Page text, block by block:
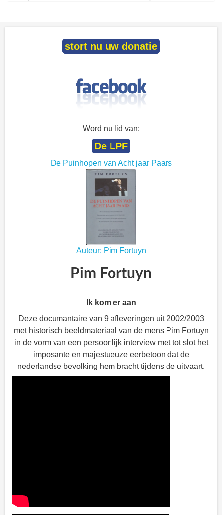
stort nu uw donatie
Word nu lid van:
De LPF
De Puinhopen van Acht jaar Paars
Auteur: Pim Fortuyn
Pim Fortuyn
Ik kom er aan
Deze documantaire van 9 afleveringen uit 2002/2003
met historisch beeldmateriaal van de mens Pim Fortuyn
in de vorm van een persoonlijk interview met tot slot het
imposante en majestueuze eerbetoon dat de
nederlandse bevolking hem bracht tijdens de uitvaart.